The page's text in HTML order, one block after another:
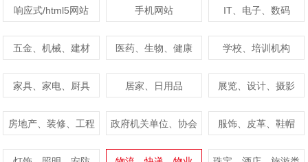
响应式/html5网站 手机网站 IT、电子、数码
五金、机械、建材 医药、生物、健康 学校、培训机构
家具、家电、厨具 居家、日用品 展览、设计、摄影
房地产、装修、工程 政府机关单位、协会 服饰、皮革、鞋帽